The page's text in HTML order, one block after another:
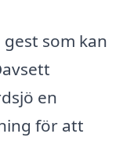
som kan
en
för att